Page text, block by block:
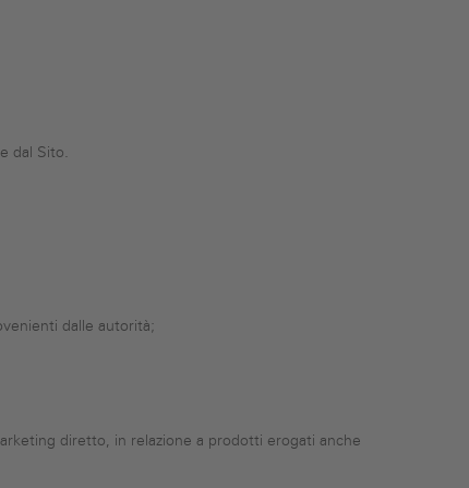
dal Sito.
dalle autorità;
diretto, in relazione a prodotti erogati anche